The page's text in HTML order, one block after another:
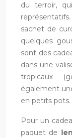
du terroir,
sachet de
quelques
sont des
dans une
tropicaux
également
en petits pots.
Pour un
paquet de